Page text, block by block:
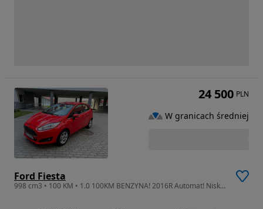
Ford Fiesta
998 cm3 • 100 KM • 1.0 100KM BENZYNA! 2016R Automat! Niski_Przebieg! Zadbany!
24 500 PLN
W granicach średniej